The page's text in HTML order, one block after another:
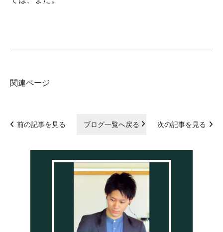
関連ページ
前の記事を見る ブログ一覧へ戻る 次の記事を見る